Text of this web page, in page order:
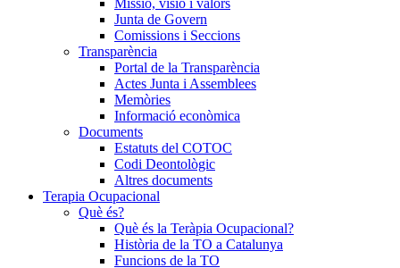
Missió, visió i valors
Junta de Govern
Comissions i Seccions
Transparència
Portal de la Transparència
Actes Junta i Assemblees
Memòries
Informació econòmica
Documents
Estatuts del COTOC
Codi Deontològic
Altres documents
Terapia Ocupacional
Què és?
Què és la Teràpia Ocupacional?
Història de la TO a Catalunya
Funcions de la TO